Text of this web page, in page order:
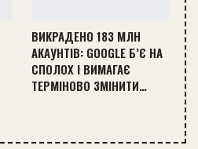
ВИКРАДЕНО 183 МЛН
АКАУНТІВ: GOOGLE Б’Є НА
СПОЛОХ І ВИМАГАЄ
ТЕРМІНОВО ЗМІНИТИ…